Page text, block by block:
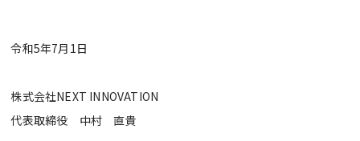
令和5年7月1日
株式会社NEXT INNOVATION
代表取締役 中村 直貴